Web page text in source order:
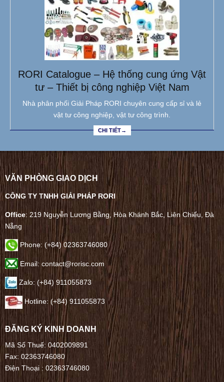
RORI Catalogue – Hệ thống cung ứng Vật
tư – Thiết bị công nghiệp Việt Nam
Nhà phân phối Giải Pháp RORI chuyên cung cấp sỉ và lẻ
vật tư công nghiệp, vật tư công trình.
CHI TIẾT→
VĂN PHÒNG GIAO DỊCH
CÔNG TY TNHH GIẢI PHÁP RORI
Office: 219 Nguyễn Lương Bằng, Hòa Khánh Bắc, Liên Chiểu, Đà
Nẵng
Phone:(+84) 02363746080
Email: contact@rorisc.com
Zalo: (+84) 911055873
Hotline: (+84) 911055873
ĐĂNG KÝ KINH DOANH
Mã Số Thuế: 0402009891
Fax: 02363746080
Điện Thoại :02363746080